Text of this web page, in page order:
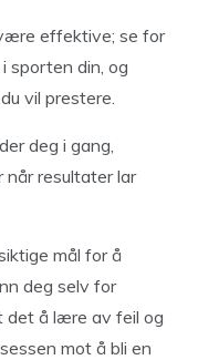
effektive; se for
sporten din, og
vil prestere.
deg i gang,
når resultater lar
mål for å
deg selv for
det å lære av feil og
mot å bli en